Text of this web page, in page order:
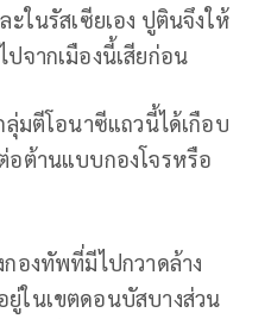
ะในรัสเซียเอง ปูตินจึงให้
จากเมืองนี้เสียก่อน
ลุ่มตีโอนาซีแถวนี้ได้เกือบ
ต้านแบบกองโจรหรือ
องทัพที่มีไปกวาดล้าง
ในเขตดอนบัสบางส่วน